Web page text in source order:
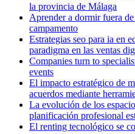
la provincia de Málaga
Aprender a dormir fuera
campamento
Estrategias seo para ia en
paradigma en las ventas
Companies turn to
events
El impacto estratégico de
acuerdos mediante
La evolución de los
planificación profesional
El renting tecnológico se